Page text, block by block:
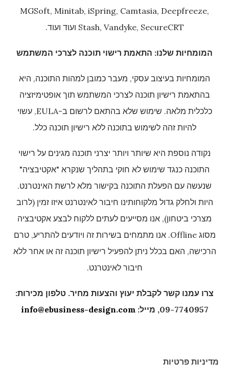
MGSoft, Minitab, iSpring, Camtasia, Deepfreeze,
Stash, Vandyke, SecureCRT ועוד ועוד.
המומחיות שלנו: התאמת רישוי תוכנה לצרכי המשתמש
המומחיות בעיצוב עסקי, מעבר כמובן למהות התוכנה, היא
בהתאמת רישיון תוכנה לצרכי המשתמש תוך אופטימיזציה
כלכלית מלאה. שימוש שלא בהתאם לרשום ב-EULA, עשוי
להיות זהה לשימוש בתוכנה ללא רישיון תוכנה כלל.
נקודה נוספת היא שיותר ויותר יצרני תוכנה מגינים על רישוי
התוכנה כנגד שימוש לא חוקי בתהליך שנקרא "אקטיבציה"
שנעשה עם הפעלת התוכנה בקישור מלא לרשת האינטרנט.
היות ולחלק גדול מלקוחותינו חיבור לאינטרנט איזו זמין (לרוב
מצרכי ביטחון), אנו מסייעים לעתים ללקוח לבצע אקטיבציה
מסוג Offline. אנו מתמחים בשירות זה ויודעים להתריע, טרם
הרכישה, האם בכלל ניתן להפעיל רישיון תוכנה זה או אחר ללא
חיבור לאינטרנט.
צרו עמנו קשר לקבלת יעוץ והצעות מחיר. טלפון מכירות:
09-7740957, מייל:
info@ebusiness-design.com
מדיניות פרטיות